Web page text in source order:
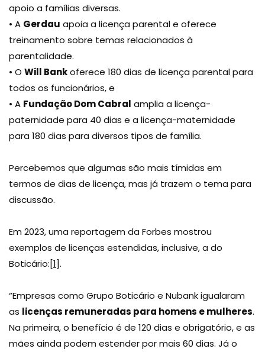
apoio a famílias diversas.
• A Gerdau apoia a licença parental e oferece
treinamento sobre temas relacionados à
parentalidade.
• O Will Bankoferece 180 dias de licença parental para
todos os funcionários, e
• A Fundação Dom Cabral amplia a licença-
paternidade para 40 dias e a licença-maternidade
para 180 dias para diversos tipos de família.
Percebemos que algumas são mais tímidas em
termos de dias de licença, mas já trazem o tema para
discussão.
Em 2023, uma reportagem da Forbes mostrou
exemplos de licenças estendidas, inclusive, a do
Boticário:[1].
“Empresas como Grupo Boticário e Nubank igualaram
as licenças remuneradas para homens e mulheres.
Na primeira, o benefício é de 120 dias e obrigatório, e as
mães ainda podem estender por mais 60 dias. Já o